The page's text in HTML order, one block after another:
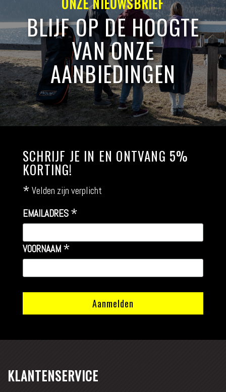
BLIJF OP DE HOOGTE
VAN ONZE
AANBIEDINGEN
SCHRIJF JE IN EN ONTVANG 5%
KORTING!
* Velden zijn verplicht
EMAILADRES *
VOORNAAM *
KLANTENSERVICE